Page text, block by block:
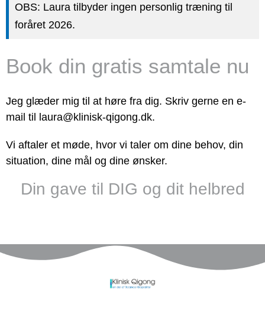
OBS: Laura tilbyder ingen personlig træning til
foråret 2026.
Book din gratis samtale nu
Jeg glæder mig til at høre fra dig. Skriv gerne en e-
mail til laura@klinisk-qigong.dk.
Vi aftaler et møde, hvor vi taler om dine behov, din
situation, dine mål og dine ønsker.
Din gave til DIG og dit helbred